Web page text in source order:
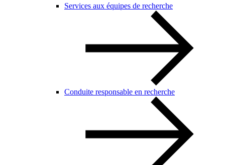
Services aux équipes de recherche
Conduite responsable en recherche